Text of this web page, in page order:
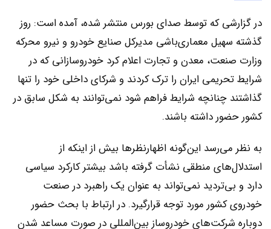
در گزارشی که توسط صدای بورس منتشر شده، آمده است: روز
گذشته سهیل معماری‌باشی مدیرکل صنایع خودرو و نیرو محرکه
وزارت صنعت، معدن و تجارت اعلام کرد خودروسازانی که در
شرایط تحریمی ایران را ترک کردند و شرکای داخلی خود را تنها
گذاشتند چنانچه شرایط فراهم شود نمی‌توانند به شکل سابق در
کشور حضور داشته باشند.
به نظر می‌رسد این‌گونه اظهارنظرها بیش از اینکه از
استدلال‌های منطقی نشأت گرفته باشد بیشتر کارکرد سیاسی
دارد و بی‌تردید نمی‌تواند به عنوان یک راهبرد در صنعت
خودروی کشور مورد توجه قرارگیرد. در ارتباط با بحث حضور
دوباره شرکت‌های خودروساز بین‌المللی در صورت مساعد شدن